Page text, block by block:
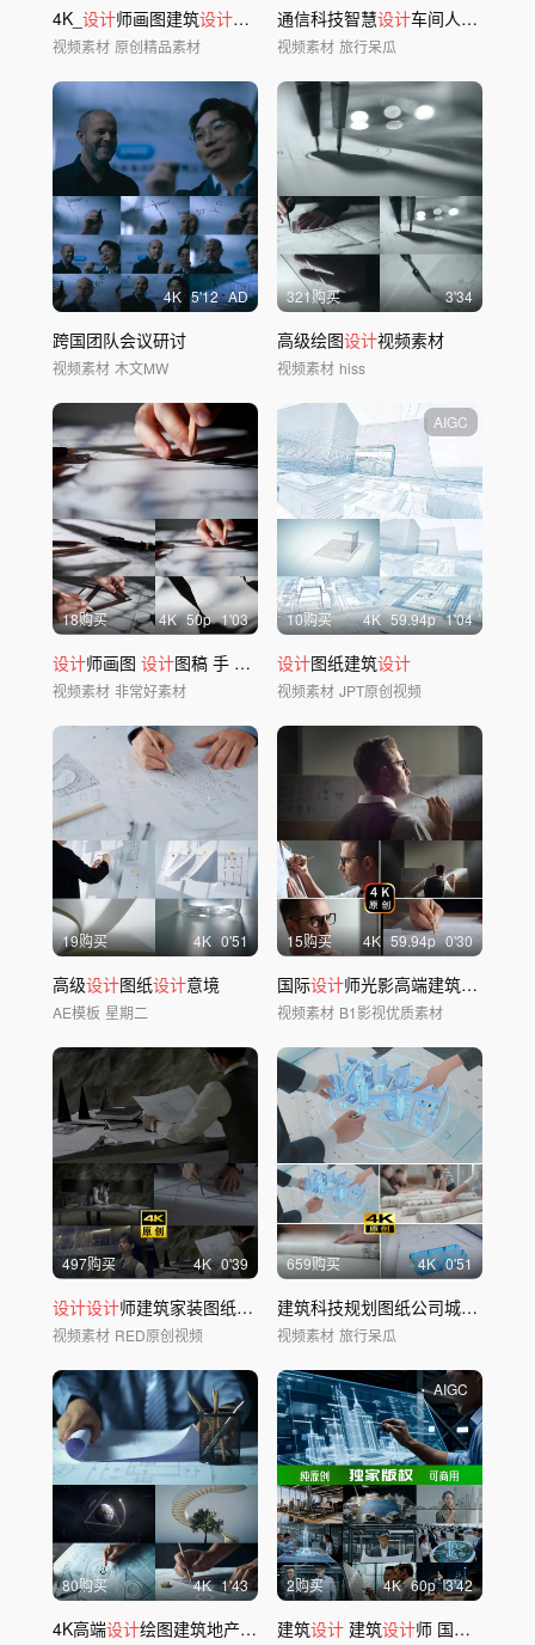
4K_ 设计师画图建筑设计服装 设计
视频素材 原创精品素材
通信科技智慧设计车间人工智能高科技工厂光
视频素材 旅行呆瓜
4K 5'12 AD
跨国团队会议研讨
视频素材 木文MW
321购买 3'34
高级绘图设计视频素材
视频素材 hiss
18购买 4K 50p 1'03
设计师画图 设计图稿 手 光影移动
视频素材 非常好素材
AIGC
10购买 4K 59.94p 1'04
设计图纸建筑设计
视频素材 JPT原创视频
19购买 4K 0'51
高级设计图纸设计意境
AE模板 星期二
15购买 4K 59.94p 0'30
国际设计师光影高端建筑设计
视频素材 B1影视优质素材
497购买 4K 0'39
设计设计师建筑家装图纸画图家居思考 设计师
视频素材 RED原创视频
659购买 4K 0'51
建筑科技规划图纸公司城市企业
视频素材 旅行呆瓜
80购买 4K 1'43
4K高端设计绘图建筑地产施工概念视频素材
AIGC
2购买 4K 60p 3'42
建筑设计 建筑设计师 国际